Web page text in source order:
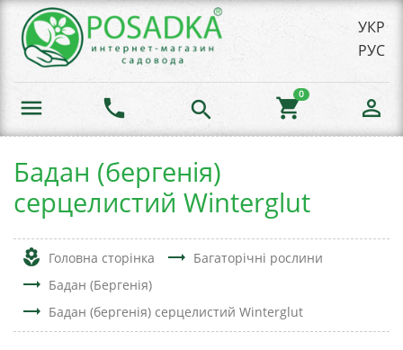
УКР
РУС
menu phone search shopping_cart
0
person_outline
Бадан (бергенія)
серцелистий Winterglut
local_florist Головна сторінка trending_flat Багаторічні рослини
trending_flat Бадан (Бергенія)
trending_flat Бадан (бергенія) серцелистий Winterglut